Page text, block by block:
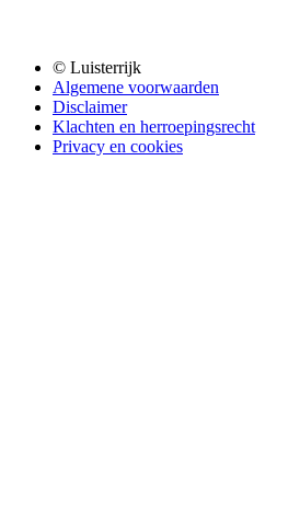
© Luisterrijk
Algemene voorwaarden
Disclaimer
Klachten en herroepingsrecht
Privacy en cookies